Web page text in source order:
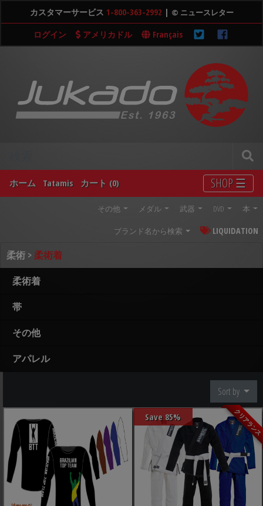
カスタマーサービス 1-800-363-2992 | © ニュースレター
Français
アメリカドル
ログイン
ホーム Tatamis カート (0) SHOP ☰
本
DVD
武器
メダル
その他
LIQUIDATION
ブランド名から検索
柔術 > 柔術着
柔術着
帯
その他
アパレル
Sort by
Save 85% クリアラ